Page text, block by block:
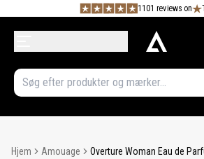
1101 reviews on
Hjem Amouage
Overture Woman Eau de